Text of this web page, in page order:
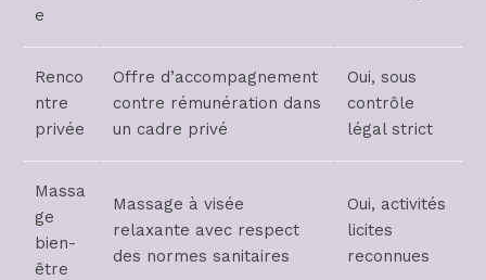
e
Renco
ntre
privée
Offre d’accompagnement
contre rémunération dans
un cadre privé
Oui, sous
contrôle
légal strict
Massa
ge
bien-
être
Massage à visée
relaxante avec respect
des normes sanitaires
Oui, activités
licites
reconnues